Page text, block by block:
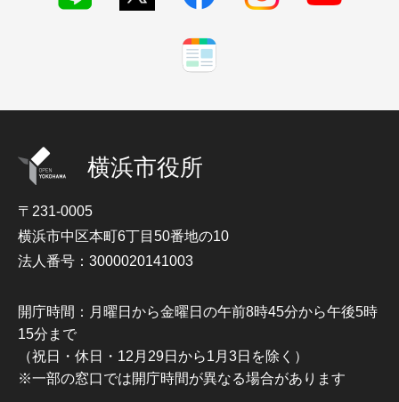
横浜市役所
〒231-0005
横浜市中区本町6丁目50番地の10
法人番号：3000020141003
開庁時間：月曜日から金曜日の午前8時45分から午後5時
15分まで
（祝日・休日・12月29日から1月3日を除く）
※一部の窓口では開庁時間が異なる場合があります